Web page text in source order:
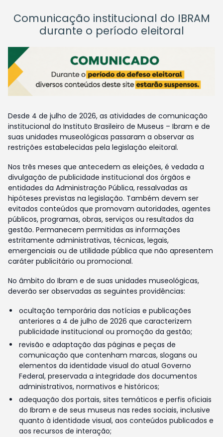
Comunicação institucional do IBRAM
durante o período eleitoral
Desde 4 de julho de 2026, as atividades de comunicação
institucional do Instituto Brasileiro de Museus – Ibram e de
suas unidades museológicas passaram a observar as
restrições estabelecidas pela legislação eleitoral.
Nos três meses que antecedem as eleições, é vedada a
divulgação de publicidade institucional dos órgãos e
entidades da Administração Pública, ressalvadas as
hipóteses previstas na legislação. Também devem ser
evitados conteúdos que promovam autoridades, agentes
públicos, programas, obras, serviços ou resultados da
gestão. Permanecem permitidas as informações
estritamente administrativas, técnicas, legais,
emergenciais ou de utilidade pública que não apresentem
caráter publicitário ou promocional.
No âmbito do Ibram e de suas unidades museológicas,
deverão ser observadas as seguintes providências:
ocultação temporária das notícias e publicações
anteriores a 4 de julho de 2026 que caracterizem
publicidade institucional ou promoção da gestão;
revisão e adaptação das páginas e peças de
comunicação que contenham marcas, slogans ou
elementos da identidade visual do atual Governo
Federal, preservada a integridade dos documentos
administrativos, normativos e históricos;
adequação dos portais, sites temáticos e perfis oficiais
do Ibram e de seus museus nas redes sociais, inclusive
quanto à identidade visual, aos conteúdos publicados e
aos recursos de interação;